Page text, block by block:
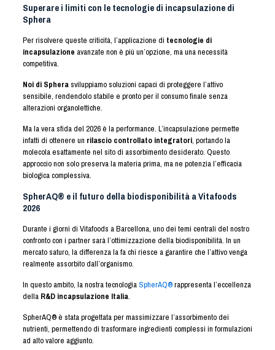
Superare i limiti con le tecnologie di incapsulazione di
Sphera
Per risolvere queste criticità, l’applicazione di tecnologie di
incapsulazione avanzate non è più un’opzione, ma una necessità
competitiva.
Noi di Spherasviluppiamo soluzioni capaci di proteggere l’attivo
sensibile, rendendolo stabile e pronto per il consumo finale senza
alterazioni organolettiche.
Ma la vera sfida del 2026 è la performance. L’incapsulazione permette
infatti di ottenere un rilascio controllato integratori, portando la
molecola esattamente nel sito di assorbimento desiderato. Questo
approccio non solo preserva la materia prima, ma ne potenzia l’efficacia
biologica complessiva.
SpherAQ® e il futuro della biodisponibilità a Vitafoods
2026
Durante i giorni di Vitafoods a Barcellona, uno dei temi centrali del nostro
confronto con i partner sarà l’ottimizzazione della biodisponibilità. In un
mercato saturo, la differenza la fa chi riesce a garantire che l’attivo venga
realmente assorbito dall’organismo.
In questo ambito, la nostra tecnologiaSpherAQ®rappresenta l’eccellenza
della R&D incapsulazione Italia.
SpherAQ® è stata progettata per massimizzare l’assorbimento dei
nutrienti, permettendo di trasformare ingredienti complessi in formulazioni
ad alto valore aggiunto.